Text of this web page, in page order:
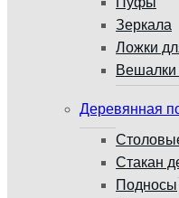
Зеркала
Ложки
Вешалки
Деревянная
Стакан
Подносы